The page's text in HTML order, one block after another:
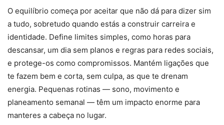
O equilíbrio começa por aceitar que não dá para dizer sim
a tudo, sobretudo quando estás a construir carreira e
identidade. Define limites simples, como horas para
descansar, um dia sem planos e regras para redes sociais,
e protege-os como compromissos. Mantém ligações que
te fazem bem e corta, sem culpa, as que te drenam
energia. Pequenas rotinas — sono, movimento e
planeamento semanal — têm um impacto enorme para
manteres a cabeça no lugar.